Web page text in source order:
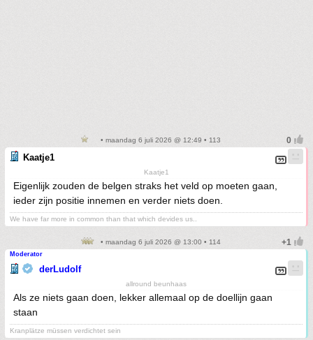
• maandag 6 juli 2026 @ 12:49 • 113
Kaatje1
Kaatje1
Eigenlijk zouden de belgen straks het veld op moeten gaan,
ieder zijn positie innemen en verder niets doen.
We have far more in common than that which devides us..
• maandag 6 juli 2026 @ 13:00 • 114
Moderator
derLudolf
allround beunhaas
Als ze niets gaan doen, lekker allemaal op de doellijn gaan
staan
Kranplätze müssen verdichtet sein